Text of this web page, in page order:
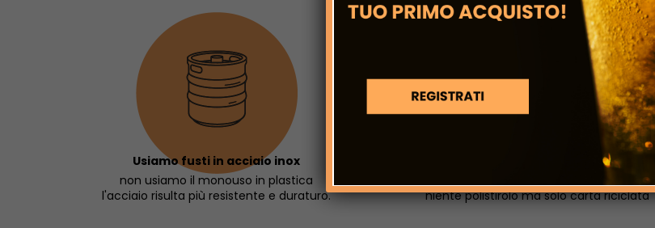
Usiamo fusti in acciaio inox
non usiamo il monouso in plastica
l'acciaio risulta più resistente e duraturo.
90% della plastica abolita, nastro in cartone,
niente polistirolo ma solo carta riciclata